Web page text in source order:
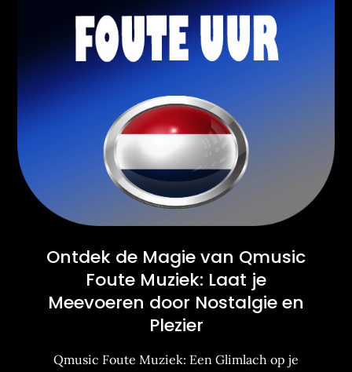
Ontdek de Magie van Qmusic
Foute Muziek: Laat je
Meevoeren door Nostalgie en
Plezier
Qmusic Foute Muziek: Een Glimlach op je